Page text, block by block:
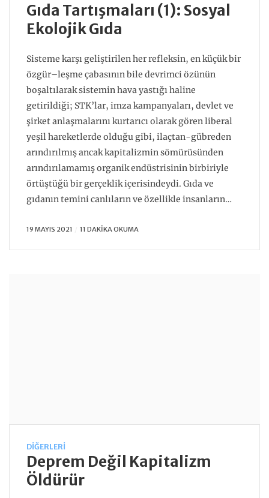
Gıda Tartışmaları (1): Sosyal
Ekolojik Gıda
Sisteme karşı geliştirilen her refleksin, en küçük bir
özgür–leşme çabasının bile devrimci özünün
boşaltılarak sistemin hava yastığı haline
getirildiği; STK’lar, imza kampanyaları, devlet ve
şirket anlaşmalarını kurtarıcı olarak gören liberal
yeşil hareketlerde olduğu gibi, ilaçtan-gübreden
arındırılmış ancak kapitalizmin sömürüsünden
arındırılamamış organik endüstrisinin birbiriyle
örtüştüğü bir gerçeklik içerisindeydi. Gıda ve
gıdanın temini canlıların ve özellikle insanların…
19 MAYIS 2021 11 DAKIKA OKUMA
DIĞERLERI
Deprem Değil Kapitalizm
Öldürür